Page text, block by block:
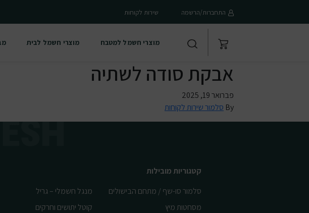
התחברות/הרשמה שירות לקוחות
מוצרי חשמל למטבח מוצרי חשמל לבית
אבקת סודה לשתיה
פברואר 19, 2025
By סלמור שירות לקוחות
קטגוריות מובילות
סלמור סו-שף / מתחם הבישולים
מנגל חשמלי – גריל
מסחטות מיץ
קוטל יתושים וחרקים